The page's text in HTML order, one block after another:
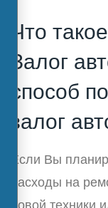
Что
Залог
способ
залог
Если Вы
расходы на
новой техники